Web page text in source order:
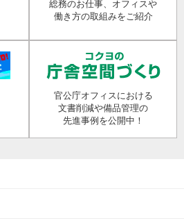
総務のお仕事、オフィスや
働き方の取組みをご紹介
官公庁オフィスにおける
文書削減や備品管理の
先進事例を公開中！